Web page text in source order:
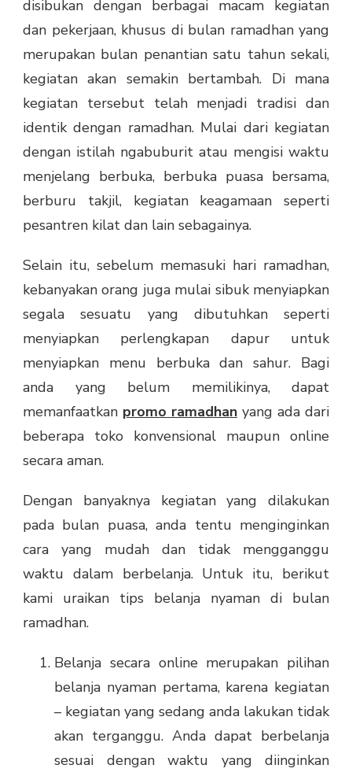
disibukan dengan berbagai macam kegiatan
dan pekerjaan, khusus di bulan ramadhan yang
merupakan bulan penantian satu tahun sekali,
kegiatan akan semakin bertambah. Di mana
kegiatan tersebut telah menjadi tradisi dan
identik dengan ramadhan. Mulai dari kegiatan
dengan istilah ngabuburit atau mengisi waktu
menjelang berbuka, berbuka puasa bersama,
berburu takjil, kegiatan keagamaan seperti
pesantren kilat dan lain sebagainya.
Selain itu, sebelum memasuki hari ramadhan,
kebanyakan orang juga mulai sibuk menyiapkan
segala sesuatu yang dibutuhkan seperti
menyiapkan perlengkapan dapur untuk
menyiapkan menu berbuka dan sahur. Bagi
anda yang belum memilikinya, dapat
memanfaatkan promo ramadhan yang ada dari
beberapa toko konvensional maupun online
secara aman.
Dengan banyaknya kegiatan yang dilakukan
pada bulan puasa, anda tentu menginginkan
cara yang mudah dan tidak mengganggu
waktu dalam berbelanja. Untuk itu, berikut
kami uraikan tips belanja nyaman di bulan
ramadhan.
Belanja secara online merupakan pilihan
belanja nyaman pertama, karena kegiatan
– kegiatan yang sedang anda lakukan tidak
akan terganggu. Anda dapat berbelanja
sesuai dengan waktu yang diinginkan